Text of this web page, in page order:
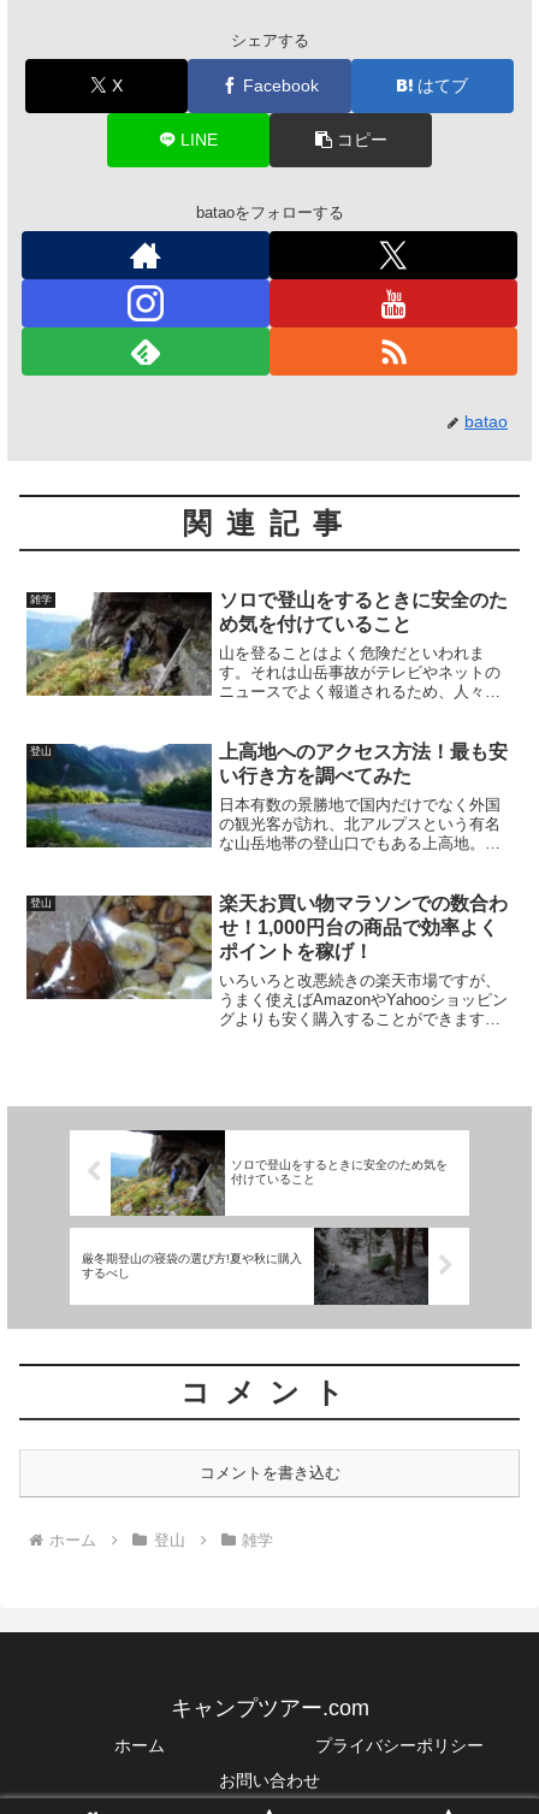
シェアする
X Facebook はてブ
LINE コピー
bataoをフォローする
batao
関連記事
雑学
ソロで登山をするときに安全のた
め気を付けていること
山を登ることはよく危険だといわれま
す。それは山岳事故がテレビやネットの
ニュースでよく報道されるため、人々に
るということは、ほかの趣味やスポーツ
に比べて危険だと感じていま...
登山
上高地へのアクセス方法！最も安
い行き方を調べてみた
日本有数の景勝地で国内だけでなく外国
の観光客が訪れ、北アルプスという有名
な山岳地帯の登山口でもある上高地。標
く、通年マイカー規制が行われていま
す。そのためアクセスす...
登山
楽天お買い物マラソンでの数合わ
せ！1,000円台の商品で効率よく
ポイントを稼げ！
いろいろと改悪続きの楽天市場ですが、
うまく使えばAmazonやYahooショッピン
グよりも安く購入することができます。
ソロで登山をするときに安全のため気を
付けていること
厳冬期登山の寝袋の選び方!夏や秋に購入
するべし
コメント
コメントを書き込む
ホーム 登山 雑学
キャンプツアー.com
ホーム
プライバシーポリシー
お問い合わせ